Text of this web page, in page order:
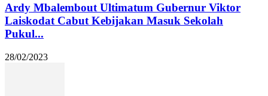
Ardy Mbalembout Ultimatum Gubernur Viktor
Laiskodat Cabut Kebijakan Masuk Sekolah
Pukul...
28/02/2023